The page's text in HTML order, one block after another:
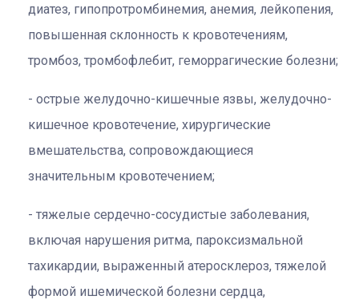
диатез, гипопротромбинемия, анемия, лейкопения,
повышенная склонность к кровотечениям,
тромбоз, тромбофлебит, геморрагические болезни;
острые желудочно-кишечные язвы, желудочно-
кишечное кровотечение, хирургические
вмешательства, сопровождающиеся
значительным кровотечением;
тяжелые сердечно-сосудистые заболевания,
включая нарушения ритма, пароксизмальной
тахикардии, выраженный атеросклероз, тяжелой
формой ишемической болезни сердца,